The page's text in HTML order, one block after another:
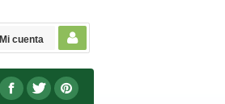
Mi cuenta